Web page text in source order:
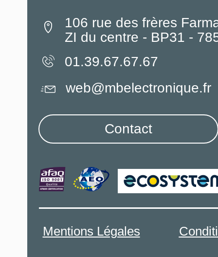
106 rue des frères
ZI du centre - BP31 -
01.39.67.67.67
Mentions Légales
web@mbelectronique.fr
Contact